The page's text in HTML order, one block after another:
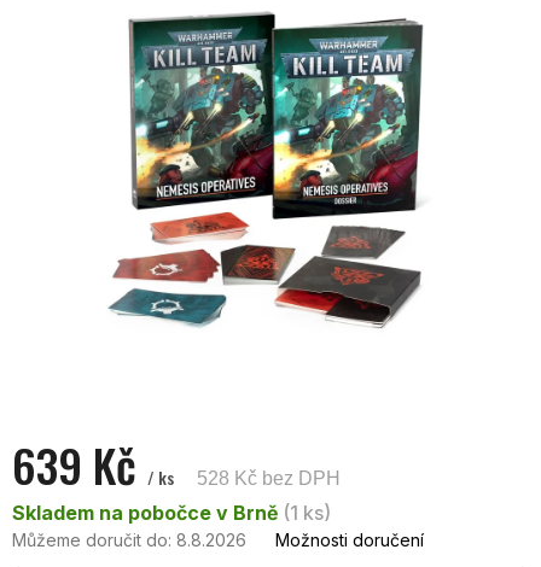
639 Kč / ks 528 Kč bez DPH
Měrná
cena:
Skladem na pobočce v Brně (1 ks)
Můžeme doručit do: 8.8.2026 Možnosti doručení